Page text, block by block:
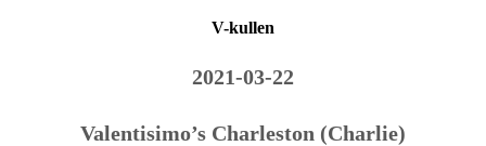
V-kullen
2021-03-22
Valentisimo’s Charleston (Charlie)